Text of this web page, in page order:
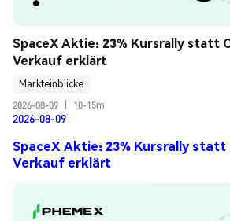
SpaceX Aktie: 23% Kursrally statt
Verkauf erklärt
Markteinblicke
2026-08-09
10-15m
2026-08-09
SpaceX Aktie: 23% Kursrally statt
Verkauf erklärt